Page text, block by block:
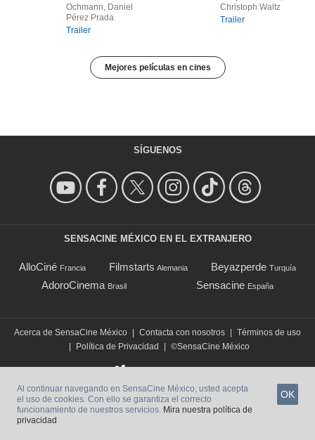
Ochmann, Daniel
Pérez Prada
Trailer
Christoph Waltz
Trailer
Mejores películas en cines
SÍGUENOS
SENSACINE MÉXICO EN EL EXTRANJERO
AlloCiné Francia Filmstarts Alemania Beyazperde Turquía
AdoroCinema Brasil Sensacine España
Acerca de SensaCine México | Contacta con nosotros | Términos de uso
|
Política de Privacidad | ©SensaCine México
Al continuar navegando en SensaCine México, usted acepta
el uso de cookies. Con ello se garantiza el correcto
funcionamiento de nuestros servicios. Mira nuestra política de
privacidad
OK